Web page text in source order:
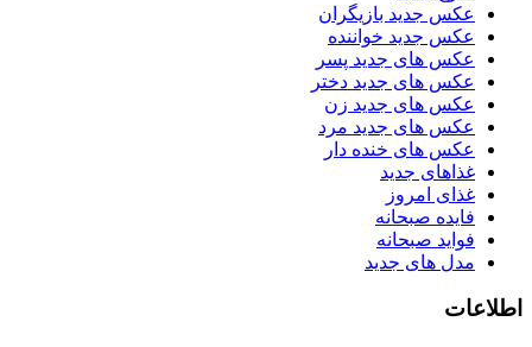
عکس جدید بازیگران
عکس جدید خواننده
عکس های جدید پسر
عکس های جدید دختر
عکس های جدید زن
عکس های جدید مرد
عکس های خنده دار
غذاهای جدید
غذای امروز
فایده صبحانه
فواید صبحانه
مدل های جدید
اطلاعات